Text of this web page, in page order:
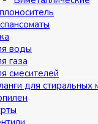
воды
газа
смесителей
для стиральных